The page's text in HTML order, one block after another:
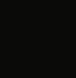
tab
tab